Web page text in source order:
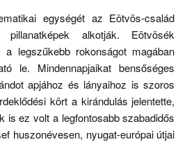
egységét az Eötvös-család
pillanatképek alkotják. Eötvösék
legszűkebb rokonságot magában
le. Mindennapjaikat bensőséges
apjához és lányaihoz is szoros
kört a kirándulás jelentette,
is ez volt a legfontosabb szabadidős
huszonévesen, nyugat-európai útjai